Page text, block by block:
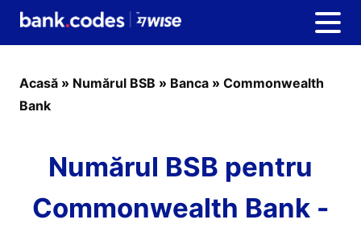
Acasă » Numărul BSB » Banca » Commonwealth
Bank
Numărul BSB pentru
Commonwealth Bank -